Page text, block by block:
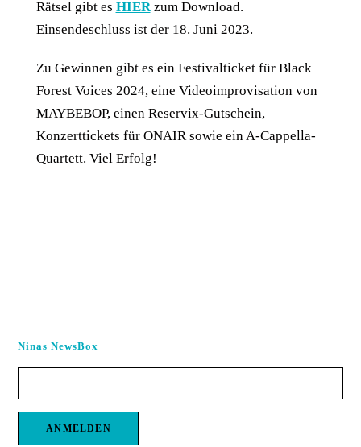
Rätsel gibt es HIERzum Download.
Einsendeschluss ist der 18. Juni 2023.
Zu Gewinnen gibt es ein Festivalticket für Black
Forest Voices 2024, eine Videoimprovisation von
MAYBEBOP, einen Reservix-Gutschein,
Konzerttickets für ONAIR sowie ein A-Cappella-
Quartett. Viel Erfolg!
Ninas NewsBox